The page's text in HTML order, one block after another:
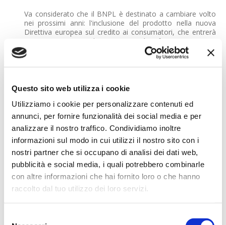
Questo sito web utilizza i cookie
Utilizziamo i cookie per personalizzare contenuti ed
annunci, per fornire funzionalità dei social media e per
analizzare il nostro traffico. Condividiamo inoltre
informazioni sul modo in cui utilizzi il nostro sito con i
nostri partner che si occupano di analisi dei dati web,
pubblicità e social media, i quali potrebbero combinarle
con altre informazioni che hai fornito loro o che hanno
raccolto dal tuo utilizzo dei loro servizi.
Va considerato che il BNPL è destinato a cambiare volto
nei prossimi anni: l'inclusione del prodotto nella nuova
Direttiva europea sul credito ai consumatori, che entrerà
in vigore a novembre 2026, avrà infatti un impatto
significativo sulle dinamiche di mercato, imponendo nuove
regole e maggiori tutele.
Il quadro generale del mercato resta solido. Nel 2025 la
stabile (+0,1%), mentre continua la discesa per le carte
rateali, con il tasso di sofferenza che passa dal 4,9% del
2024 al 4,4% nel 2025. Un trend che testimonia una
gestione più equilibrata del credito da parte dei
consumatori e un'evoluzione positiva della qualità del
portafoglio.
Gli italiani e i pagamenti digitali: un cambiamento
culturale
Sul fronte della domanda, l'analisi dei decisori finanziari
digitali: nel 2025 la quota dichiarata ha raggiunto il 55% del